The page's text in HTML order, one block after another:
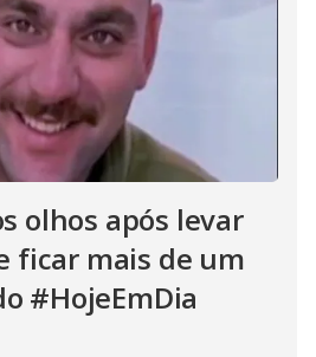
olhos após levar
ficar mais de um
#HojeEmDia